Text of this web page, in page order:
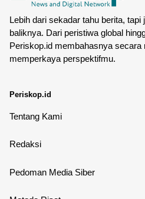
Lebih dari sekadar tahu berita, tapi
baliknya. Dari peristiwa global
Periskop.id membahasnya secara
memperkaya perspektifmu.
Periskop.id
Tentang Kami
Redaksi
Pedoman Media Siber